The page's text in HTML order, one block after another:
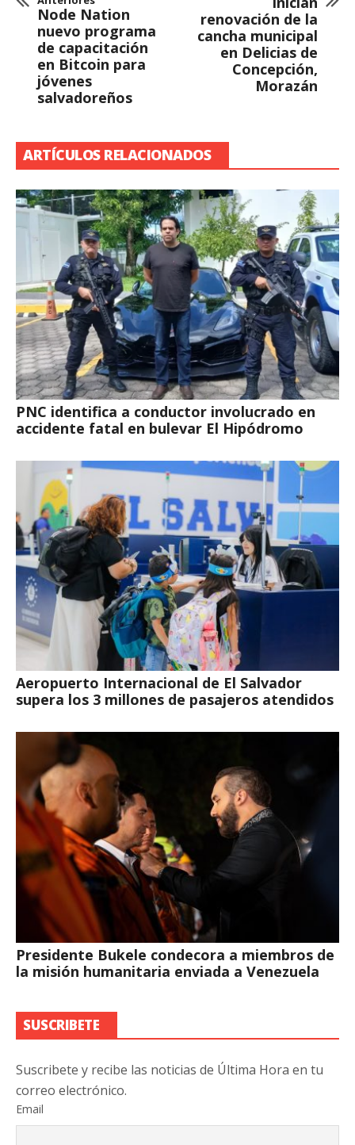
Node Nation
nuevo programa
de capacitación
en Bitcoin para
jóvenes
salvadoreños
renovación de la
cancha municipal
en Delicias de
Concepción,
Morazán
ARTÍCULOS RELACIONADOS
PNC identifica a conductor involucrado en
accidente fatal en bulevar El Hipódromo
Aeropuerto Internacional de El Salvador
supera los 3 millones de pasajeros atendidos
Presidente Bukele condecora a miembros de
la misión humanitaria enviada a Venezuela
SUSCRIBETE
Suscribete y recibe las noticias de Última Hora en tu
correo electrónico.
Email